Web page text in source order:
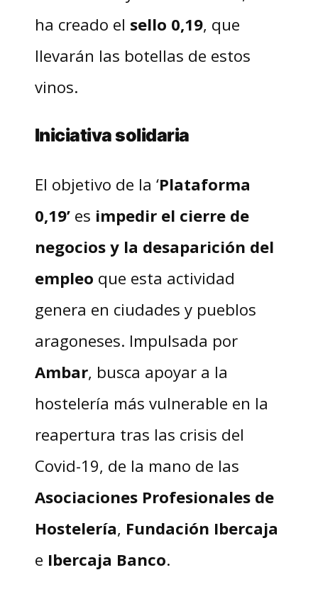
ha creado el sello 0,19, que
llevarán las botellas de estos
vinos.
Iniciativa solidaria
El objetivo de la ‘Plataforma
0,19’es impedir el cierre de
negocios y la desaparición del
empleo que esta actividad
genera en ciudades y pueblos
aragoneses. Impulsada por
Ambar, busca apoyar a la
hostelería más vulnerable en la
reapertura tras las crisis del
Covid-19, de la mano de las
Asociaciones Profesionales de
Hostelería, Fundación Ibercaja
e Ibercaja Banco.